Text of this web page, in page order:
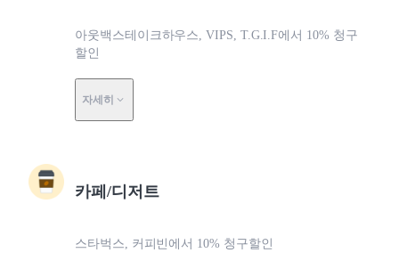
아웃백스테이크하우스, VIPS, T.G.I.F에서 10% 청구
할인
자세히
카페/디저트
스타벅스, 커피빈에서 10% 청구할인